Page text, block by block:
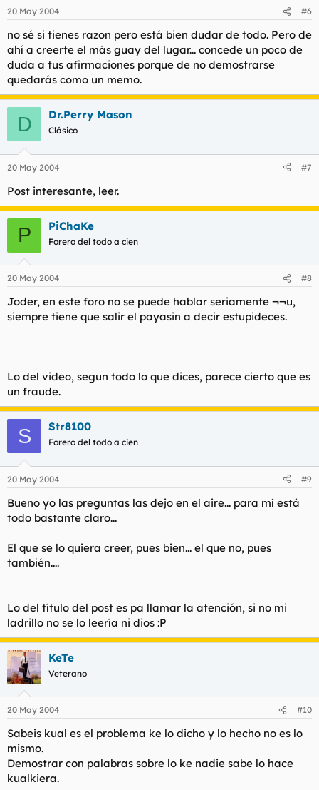
toooooooooooooooooooooooooa!!!
20 May 2004 #6
no sé si tienes razon pero está bien dudar de todo. Pero de
ahí a creerte el más guay del lugar... concede un poco de
duda a tus afirmaciones porque de no demostrarse
quedarás como un memo.
D Dr.Perry Mason
Clásico
20 May 2004 #7
Post interesante, leer.
P PiChaKe
Forero del todo a cien
20 May 2004 #8
Joder, en este foro no se puede hablar seriamente ¬¬u,
siempre tiene que salir el payasin a decir estupideces.
Lo del video, segun todo lo que dices, parece cierto que es
un fraude.
S Str8100
Forero del todo a cien
20 May 2004 #9
Bueno yo las preguntas las dejo en el aire... para mí está
todo bastante claro...
El que se lo quiera creer, pues bien... el que no, pues
también....
Lo del título del post es pa llamar la atención, si no mi
ladrillo no se lo leería ni dios :P
KeTe
Veterano
20 May 2004 #10
Sabeis kual es el problema ke lo dicho y lo hecho no es lo
mismo.
Demostrar con palabras sobre lo ke nadie sabe lo hace
kualkiera.